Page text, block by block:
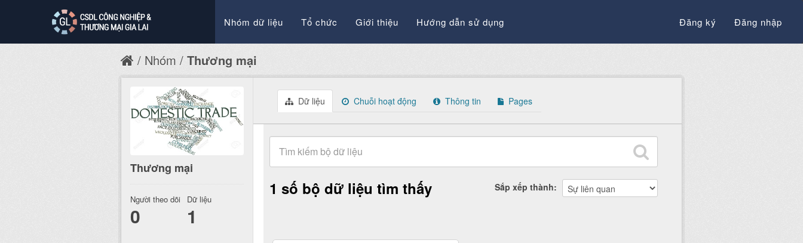
Nhóm dữ liệu Tổ chức Giới thiệu Hướng dẫn sử dụng Đăng ký Đăng nhập
Nhóm Thương mại
Dữ liệu Chuỗi hoạt động Thông tin Pages
Sắp xếp thành
1 số bộ dữ liệu tìm thấy
Thương mại
Người theo dõi
0
Dữ liệu
1